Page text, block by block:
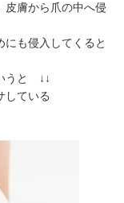
皮膚から爪の中へ侵
にも侵入してくると
うと ↓↓
している